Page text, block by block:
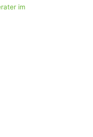
im